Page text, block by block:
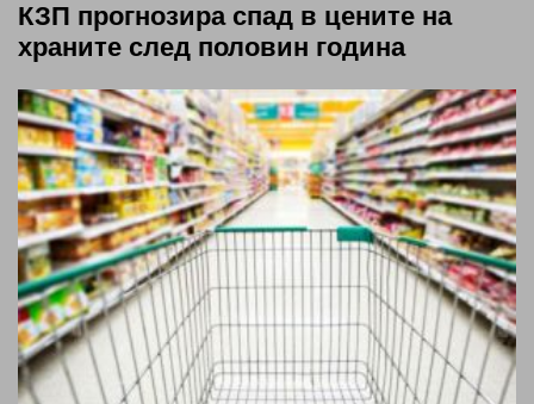
КЗП прогнозира спад в цените на
храните след половин година